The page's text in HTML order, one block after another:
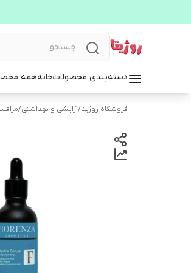
دسته‌بندی محصولاتخانههمه
فروشگاه روژیتا/آرایشی و بهداشتی/